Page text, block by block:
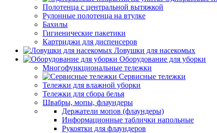
Полотенца с центральной вытяжкой
Рулонные полотенца на втулке
Бахилы
Гигиенические пакетики
Картриджи для диспенсеров
Ловушки для насекомых
Оборудование для уборки
Многофункциональные тележки
Сервисные тележки
Тележки для влажной уборки
Тележки для сбора белья
Швабры, мопы, флаундеры
Держатели мопов (флаундеры)
Информационные таблички напольные
Рукоятки для флаундеров